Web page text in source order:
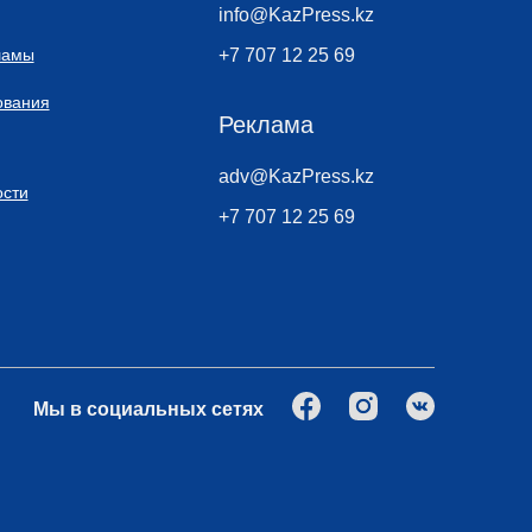
info@KazPress.kz
+7 707 12 25 69
Реклама
adv@KazPress.kz
+7 707 12 25 69
Мы в социальных сетях